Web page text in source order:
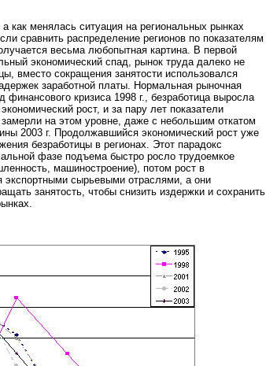
как менялась ситуация на региональных рынках
сравнить распределение регионов по показателям
весьма любопытная картина. В первой
экономический спад, рынок труда далеко не
вместо сокращения занятости использовался
заработной платы. Нормальная рыночная
финансового кризиса 1998 г., безработица выросла
рост, и за пару лет показатели
на этом уровне, даже с небольшим откатом
2003 г. Продолжавшийся экономический рост уже
безработицы в регионах. Этот парадокс
фазе подъема быстро росло трудоемкое
машиностроение), потом рост в
экспортными сырьевыми отраслями, а они
занятость, чтобы снизить издержки и сохранить